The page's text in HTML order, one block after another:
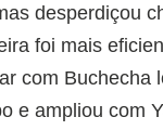
desperdiçou
foi mais
com Buchecha
e ampliou com